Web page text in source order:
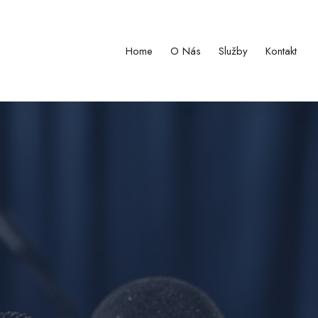
Home O Nás Služby Kontakt